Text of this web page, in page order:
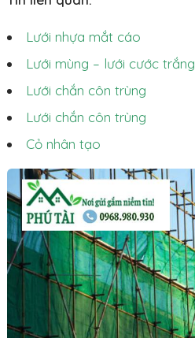
Lưới nhựa mắt cáo
Lưới mùng – lưới cước trắng
Lưới chắn côn trùng
Lưới chắn côn trùng
Cỏ nhân tạo